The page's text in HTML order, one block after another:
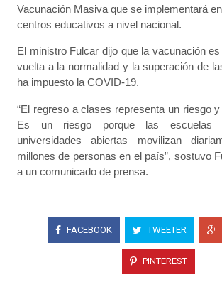
Vacunación Masiva que se implementará
centros educativos a nivel nacional.
El ministro Fulcar dijo que la vacunación
vuelta a la normalidad y la superación de
ha impuesto la COVID-19.
“El regreso a clases representa un riesgo
Es un riesgo porque las escuelas
universidades abiertas movilizan
millones de personas en el país”, sostuvo
a un comunicado de prensa.
FACEBOOK TWEETER
PINTEREST